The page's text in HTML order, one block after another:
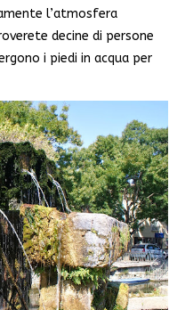
l’atmosfera
decine di persone
i piedi in acqua per